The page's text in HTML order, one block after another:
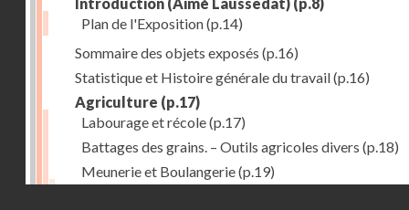
Plan de l'Exposition(p.14)
Sommaire des objets exposés (p.16)
Statistique et Histoire générale du travail(p.16)
Agriculture (p.17)
Labourage et récole(p.17)
Battages des grains. – Outils agricoles divers (p.18)
Meunerie et Boulangerie(p.19)